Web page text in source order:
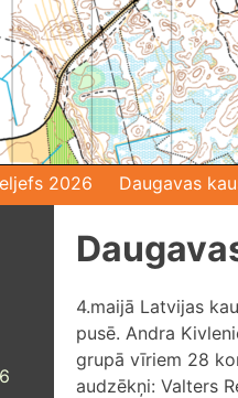
2026 Daugavas
4.maijā Latvijas
pusē. Andra
grupā vīriem 28
audzēkņi: Valters